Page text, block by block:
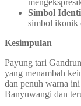
Simbol
simbol ikonik
Kesimpulan
Payung tari
yang menambah
dan penuh warna
Banyuwangi dan